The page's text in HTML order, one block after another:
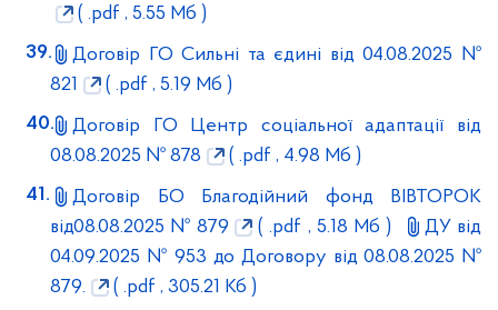
( .pdf , 5.55 Мб )
Договір ГО Сильні та єдині від 04.08.2025 №
821
( .pdf , 5.19 Мб )
Договір ГО Центр соціальної адаптації від
08.08.2025 № 878
( .pdf , 4.98 Мб )
Договір БО Благодійний фонд ВІВТОРОК
від08.08.2025 № 879
( .pdf , 5.18 Мб )
ДУ від
04.09.2025 № 953 до Договору від 08.08.2025 №
879.
( .pdf , 305.21 Кб )